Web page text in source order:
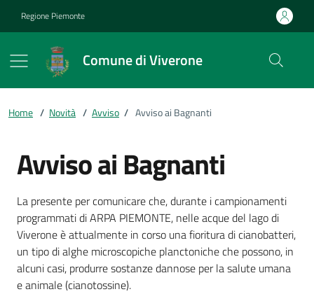
Regione Piemonte
Comune di Viverone
Home / Novità / Avviso / Avviso ai Bagnanti
Avviso ai Bagnanti
Dettagli della notizia
La presente per comunicare che, durante i campionamenti
programmati di ARPA PIEMONTE, nelle acque del lago di
Viverone è attualmente in corso una fioritura di cianobatteri,
un tipo di alghe microscopiche planctoniche che possono, in
alcuni casi, produrre sostanze dannose per la salute umana
e animale (cianotossine).